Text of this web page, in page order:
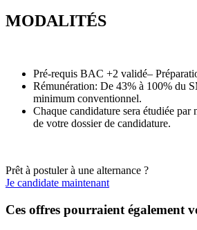
MODALITÉS
Pré-requis BAC +2 validé–
Rémunération: De 43% à 100% du
minimum conventionnel.
Chaque candidature sera étudiée par
de votre dossier de candidature.
Prêt à postuler à une alternance ?
Je candidate maintenant
Ces offres pourraient également